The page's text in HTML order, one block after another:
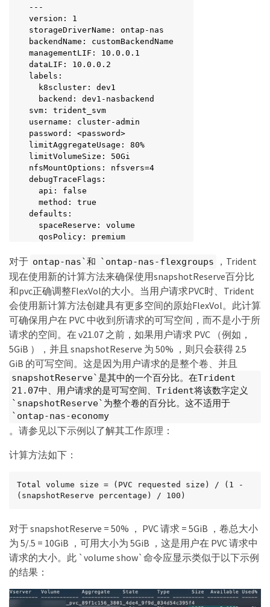
---
version: 1
storageDriverName: ontap-nas
backendName: customBackendName
managementLIF: 10.0.0.1
dataLIF: 10.0.0.2
labels:
  k8scluster: dev1
  backend: dev1-nasbackend
svm: trident_svm
username: cluster-admin
password: <password>
limitAggregateUsage: 80%
limitVolumeSize: 50Gi
nfsMountOptions: nfsvers=4
debugTraceFlags:
  api: false
  method: true
defaults:
  spaceReserve: volume
  qosPolicy: premium
  snapshotPolicy: default
  snapshotReserve: "10"
对于 ontap-nas`和 `ontap-nas-flexgroups
，Trident
现在使用新的计算方法来确保使用snapshotReserve百分比
和pvc正确调整FlexVol的大小。当用户请求PVC时、Trident
会使用新计算方法创建具有更多空间的原始FlexVol。此计算
可确保用户在 PVC 中收到所请求的可写空间，而不是小于所
请求的空间。在 v21.07 之前，如果用户请求 PVC （例如，
5GiB ），并且 snapshotReserve 为 50% ，则只会获得 2.5
GiB 的可写空间。这是因为用户请求的是整个卷、并且
snapshotReserve`是其中的一个百分比。在Trident
21.07中、用户请求的是可写空间、Trident将该数字定义
`snapshotReserve`为整个卷的百分比。这不适用于
`ontap-nas-economy
。请参见以下示例以了解其工作原理：
计算方法如下：
Total volume size = (PVC requested size) / (1 -
(snapshotReserve percentage) / 100)
对于 snapshotReserve = 50% ， PVC 请求 = 5GiB ，卷总大小
为 5/.5 = 10GiB ，可用大小为 5GiB ，这是用户在 PVC 请求中
请求的大小。此 `volume show`命令应显示类似于以下示例
的结果：